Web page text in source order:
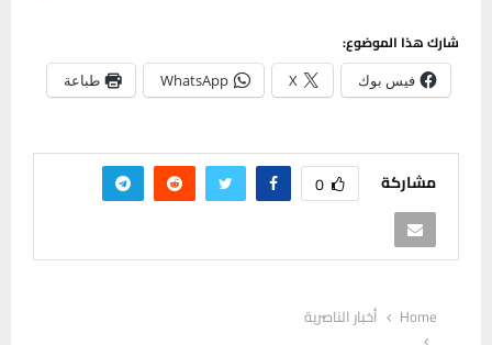
شارك هذا الموضوع:
فيس بوك X
WhatsApp طباعة
مشاركة 0
Home
أخبار الناصرية